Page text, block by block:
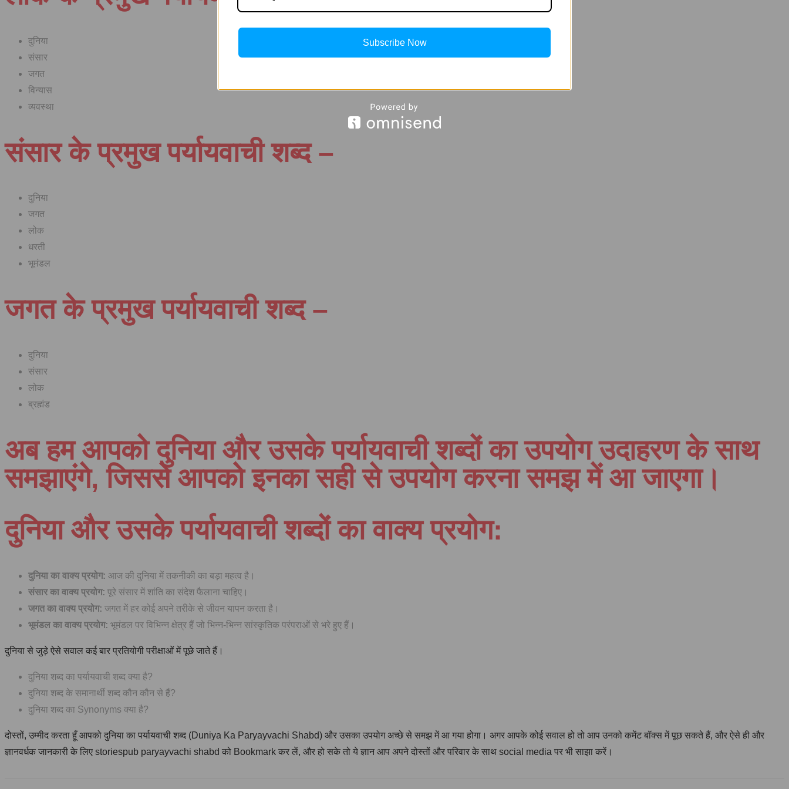
दुनिया
संसार
जगत
विन्यास
व्यवस्था
संसार के प्रमुख पर्यायवाची शब्द –
दुनिया
जगत
लोक
धरती
भूमंडल
जगत के प्रमुख पर्यायवाची शब्द –
दुनिया
संसार
लोक
ब्रह्मंड
अब हम आपको दुनिया और उसके पर्यायवाची शब्दों का उपयोग उदाहरण के साथ
समझाएंगे, जिससे आपको इनका सही से उपयोग करना समझ में आ जाएगा।
दुनिया और उसके पर्यायवाची शब्दों का वाक्य प्रयोग:
दुनिया का वाक्य प्रयोग: आज की दुनिया में तकनीकी का बड़ा महत्व है।
संसार का वाक्य प्रयोग: पूरे संसार में शांति का संदेश फैलाना चाहिए।
जगत का वाक्य प्रयोग: जगत में हर कोई अपने तरीके से जीवन यापन करता है।
भूमंडल का वाक्य प्रयोग: भूमंडल पर विभिन्न क्षेत्र हैं जो भिन्न-भिन्न सांस्कृतिक परंपराओं से भरे हुए हैं।
दुनिया से जुड़े ऐसे सवाल कई बार प्रतियोगी परीक्षाओं में पूछे जाते हैं।
दुनिया शब्द का पर्यायवाची शब्द क्या है?
दुनिया शब्द के समानार्थी शब्द कौन कौन से हैं?
दुनिया शब्द का Synonyms क्या है?
दोस्तों, उम्मीद करता हूँ आपको दुनिया का पर्यायवाची शब्द (Duniya Ka Paryayvachi Shabd) और उसका उपयोग अच्छे से समझ में आ गया होगा। अगर आपके कोई सवाल हो तो आप उनको कमेंट बॉक्स में पूछ सकते हैं, और ऐसे ही और
ज्ञानवर्धक जानकारी के लिए storiespub paryayvachi shabd को Bookmark कर लें, और हो सके तो ये ज्ञान आप अपने दोस्तों और परिवार के साथ social media पर भी साझा करें।
Subscribe Now